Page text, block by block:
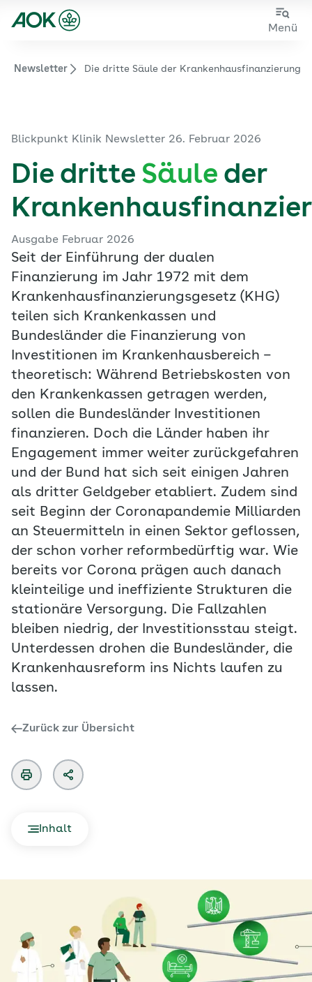
Zum
Zur
Menü
Zur Startseite von der Website aok.de/gp
Newsletter Die dritte Säule der Krankenhausfinanzierung
Blickpunkt Klinik Newsletter 26. Februar 2026
Die dritte Säule der
Ausgabe Februar 2026
Seit der Einführung der dualen
Finanzierung im Jahr 1972 mit dem
Krankenhausfinanzierungsgesetz (KHG)
teilen sich Krankenkassen und
Bundesländer die Finanzierung von
Investitionen im Krankenhausbereich –
theoretisch: Während Betriebskosten von
den Krankenkassen getragen werden,
sollen die Bundesländer Investitionen
finanzieren. Doch die Länder haben ihr
Engagement immer weiter zurückgefahren
und der Bund hat sich seit einigen Jahren
als dritter Geldgeber etabliert. Zudem sind
seit Beginn der Coronapandemie Milliarden
an Steuermitteln in einen Sektor geflossen,
der schon vorher reformbedürftig war. Wie
bereits vor Corona prägen auch danach
kleinteilige und ineffiziente Strukturen die
stationäre Versorgung. Die Fallzahlen
bleiben niedrig, der Investitionsstau steigt.
Unterdessen drohen die Bundesländer, die
Krankenhausreform ins Nichts laufen zu
lassen.
Zurück zur Übersicht
Inhalt